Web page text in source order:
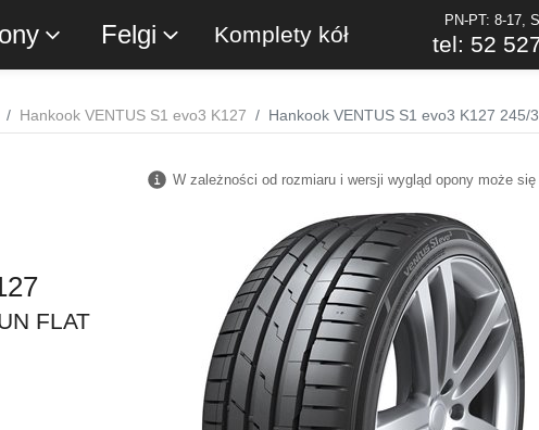
Felgi Komplety kół
PN-PT: 8-17,
tel: 52
Hankook VENTUS S1 evo3 K127 Hankook VENTUS S1 evo3 K127 245/
FLAT
W zależności od rozmiaru i wersji wygląd opony może się